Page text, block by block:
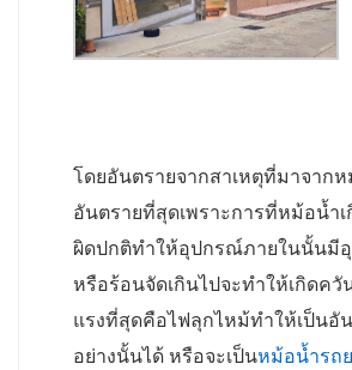
โดยอันตรายจากสาเหตุที่มาจาก
อันตรายที่สุดเพราะการที่หม้อน้ำ
ผิดปกติทำให้อุปกรณ์ภายในนั้นมี
หรือร้อนจัดเกินไปจะทำให้เกิดควั
แรงที่สุดคือไฟลุกไหม้ทำให้เป็นอั
อย่างนั้นได้ หรือจะเป็นหม้อน้ำรถ